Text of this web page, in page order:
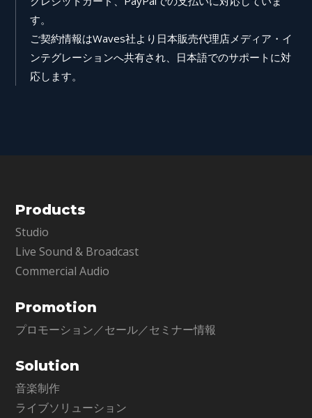
す。
ご契約情報はWaves社より日本販売代理店メディア・イ
ンテグレーションへ共有され、日本語でのサポートに対
応します。
Products
Studio
Live Sound & Broadcast
Commercial Audio
Promotion
プロモーション／セール／セミナー情報
Solution
音楽制作
ライブソリューション